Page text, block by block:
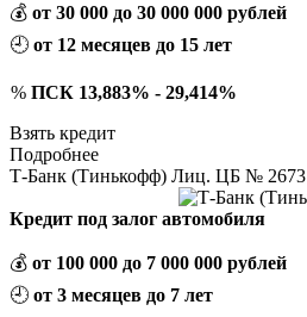
💰 от 30 000 до 30 000 000 рублей
🕘 от 12 месяцев до 15 лет
% ПСК 13,883% - 29,414%
Взять кредит
Подробнее
Т-Банк (Тинькофф) Лиц. ЦБ № 2673
Кредит под залог автомобиля
💰 от 100 000 до 7 000 000 рублей
🕘 от 3 месяцев до 7 лет